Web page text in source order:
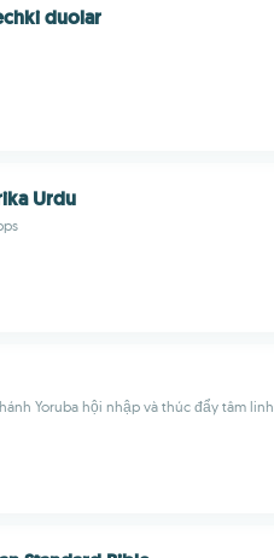
duolar
Urdu
Yoruba hội nhập và thúc đẩy tâm linh